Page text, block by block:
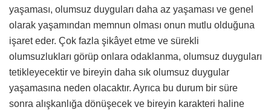
yaşaması, olumsuz duyguları daha az yaşaması ve genel
olarak yaşamından memnun olması onun mutlu olduğuna
işaret eder. Çok fazla şikâyet etme ve sürekli
olumsuzlukları görüp onlara odaklanma, olumsuz duyguları
tetikleyecektir ve bireyin daha sık olumsuz duygular
yaşamasına neden olacaktır. Ayrıca bu durum bir süre
sonra alışkanlığa dönüşecek ve bireyin karakteri haline